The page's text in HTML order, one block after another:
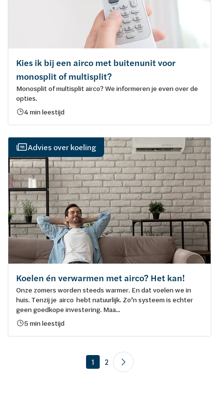
Kies ik bij een airco met buitenunit voor
monosplit of multisplit?
Monosplit of multisplit airco? We informeren je even over de
opties.
4 min leestijd
Advies over koeling
Koelen én verwarmen met airco? Het kan!
Onze zomers worden steeds warmer. En dat voelen we in
huis. Tenzij je airco hebt natuurlijk. Zo’n systeem is echter
geen goedkope investering. Maa...
5 min leestijd
1 2